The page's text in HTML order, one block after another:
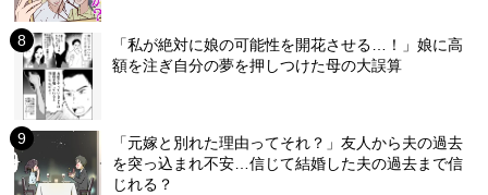
「私が絶対に娘の可能性を開花させる…！」娘に高
額を注ぎ自分の夢を押しつけた母の大誤算
「元嫁と別れた理由ってそれ？」友人から夫の過去
を突っ込まれ不安…信じて結婚した夫の過去まで信
じれる？